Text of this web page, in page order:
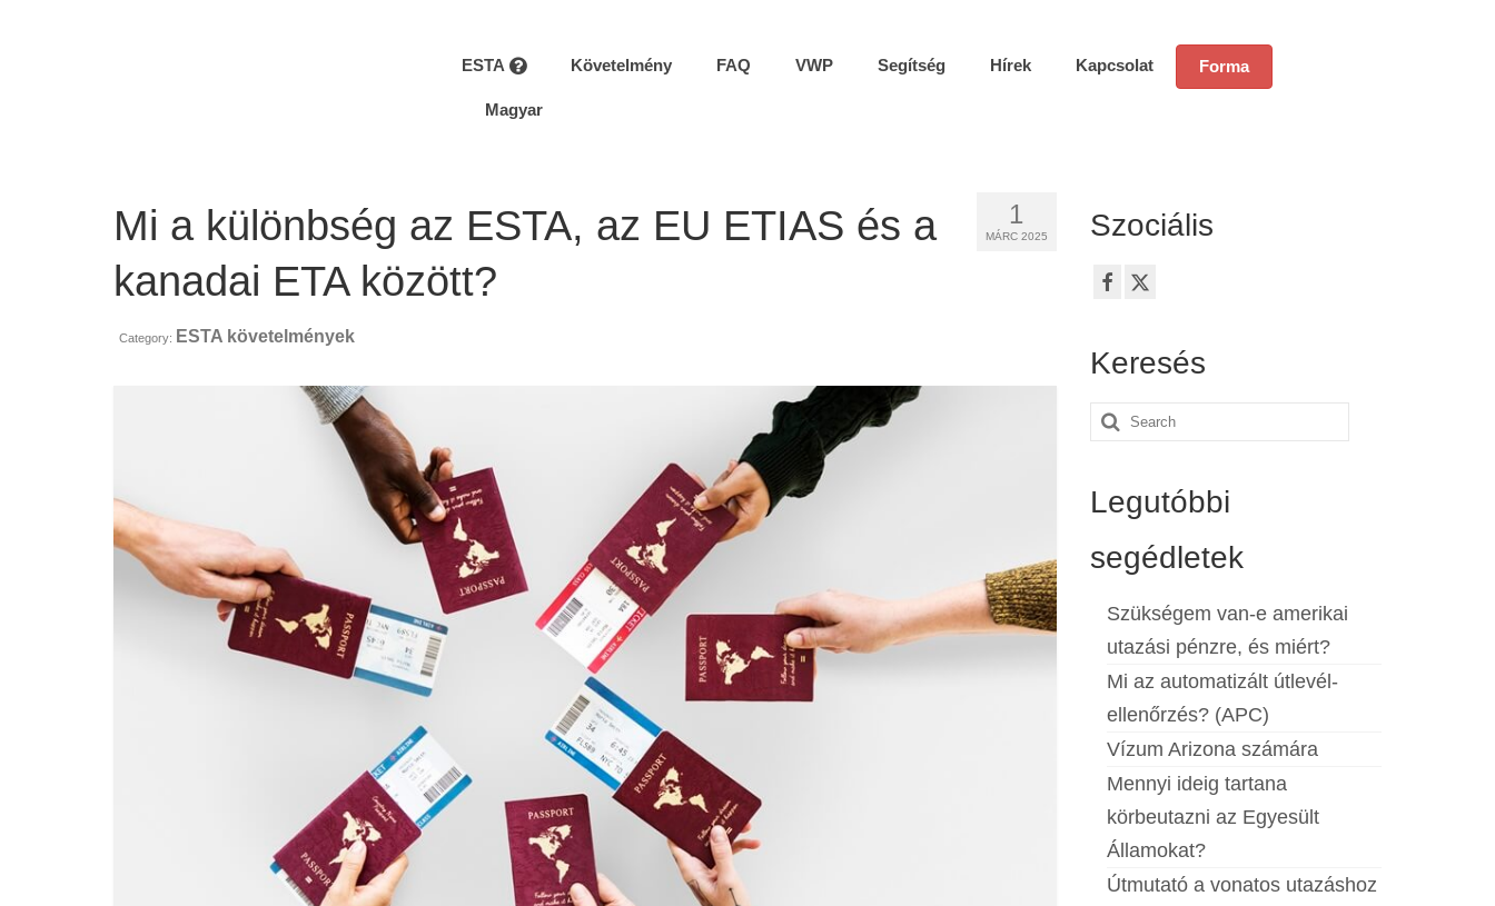
ESTA Követelmény FAQ VWP Segítség Hírek Kapcsolat Forma
Magyar
1
MÁRC 2025
Mi a különbség az ESTA, az EU ETIAS és a
kanadai ETA között?
Category: ESTA követelmények
Szociális
Keresés
Search
Legutóbbi
segédletek
Szükségem van-e amerikai
utazási pénzre, és miért?
Mi az automatizált útlevél-
ellenőrzés? (APC)
Vízum Arizona számára
Mennyi ideig tartana
körbeutazni az Egyesült
Államokat?
Útmutató a vonatos utazáshoz